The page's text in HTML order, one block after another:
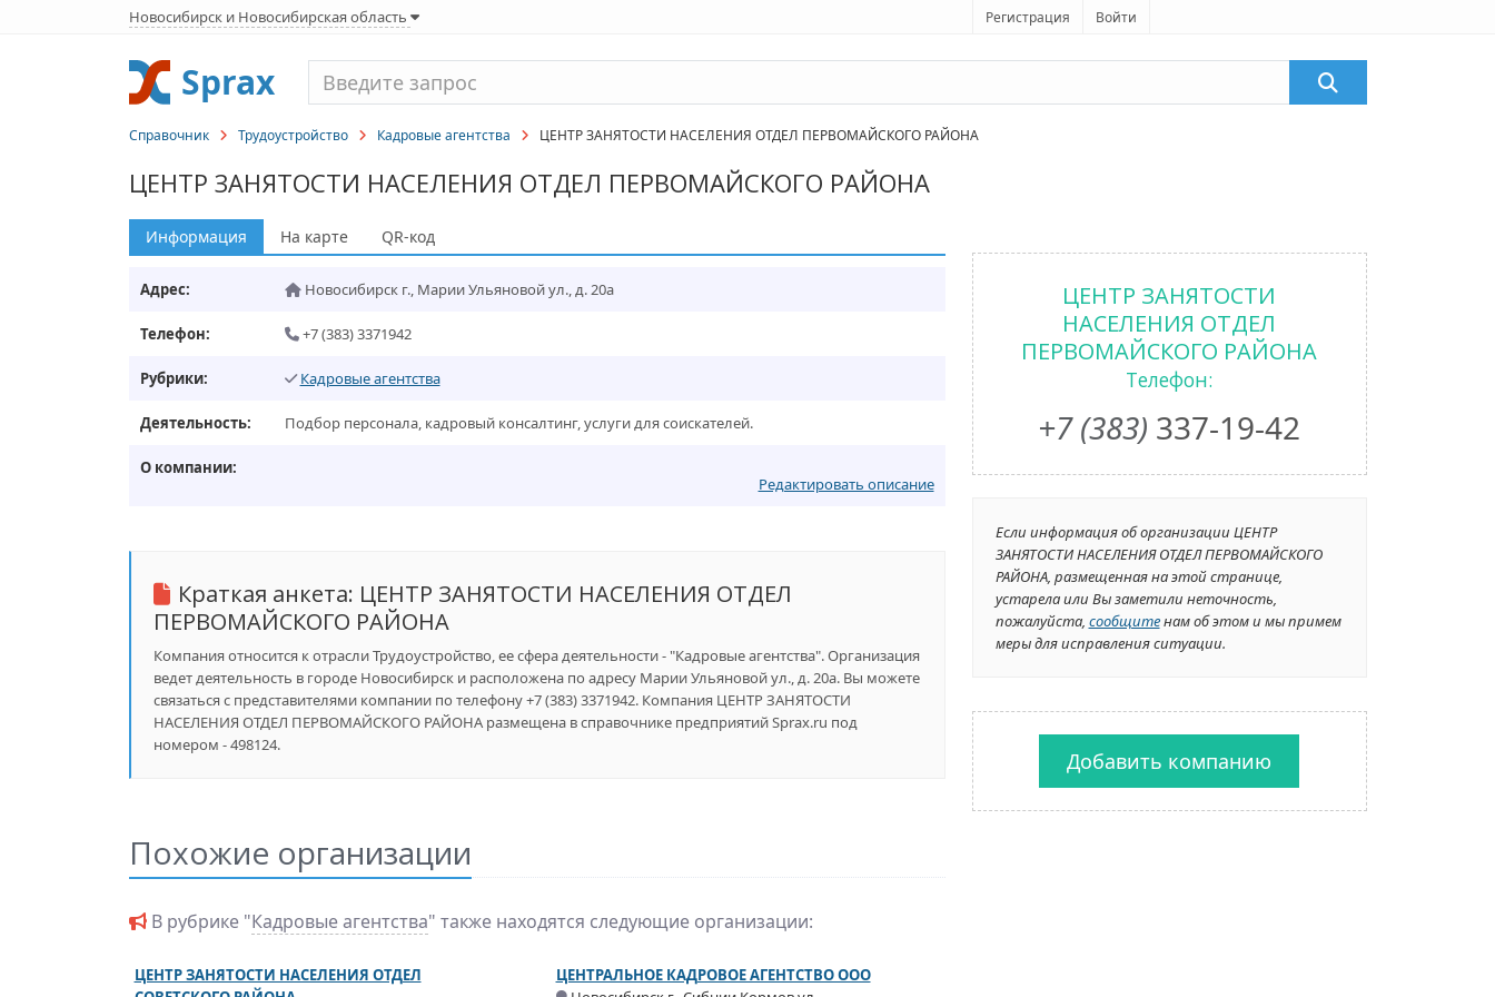
Новосибирск и Новосибирская область Регистрация Войти
Sprax
Справочник Трудоустройство Кадровые агентства ЦЕНТР ЗАНЯТОСТИ НАСЕЛЕНИЯ ОТДЕЛ ПЕРВОМАЙСКОГО РАЙОНА
ЦЕНТР ЗАНЯТОСТИ НАСЕЛЕНИЯ ОТДЕЛ ПЕРВОМАЙСКОГО РАЙОНА
Информация На карте QR-код
Адрес: Новосибирск г., Марии Ульяновой ул., д. 20а
Телефон: +7 (383) 3371942
Рубрики: Кадровые агентства
Деятельность: Подбор персонала, кадровый консалтинг, услуги для соискателей.
О компании:
Редактировать описание
Краткая анкета: ЦЕНТР ЗАНЯТОСТИ НАСЕЛЕНИЯ ОТДЕЛ
ПЕРВОМАЙСКОГО РАЙОНА
Компания относится к отрасли Трудоустройство, ее сфера деятельности - "Кадровые агентства". Организация
ведет деятельность в городе Новосибирск и расположена по адресу Марии Ульяновой ул., д. 20а. Вы можете
связаться с представителями компании по телефону +7 (383) 3371942. Компания ЦЕНТР ЗАНЯТОСТИ
НАСЕЛЕНИЯ ОТДЕЛ ПЕРВОМАЙСКОГО РАЙОНА размещена в справочнике предприятий Sprax.ru под
номером - 498124.
Похожие организации
В рубрике "Кадровые агентства" также находятся следующие организации:
ЦЕНТР ЗАНЯТОСТИ НАСЕЛЕНИЯ ОТДЕЛ
ЦЕНТРАЛЬНОЕ КАДРОВОЕ АГЕНТСТВО ООО
ЦЕНТР ЗАНЯТОСТИ
НАСЕЛЕНИЯ ОТДЕЛ
ПЕРВОМАЙСКОГО РАЙОНА
Телефон:
+7 (383) 337-19-42
Если информация об организации ЦЕНТР
ЗАНЯТОСТИ НАСЕЛЕНИЯ ОТДЕЛ ПЕРВОМАЙСКОГО
РАЙОНА, размещенная на этой странице,
устарела или Вы заметили неточность,
пожалуйста, сообщитенам об этом и мы примем
меры для исправления ситуации.
Добавить компанию